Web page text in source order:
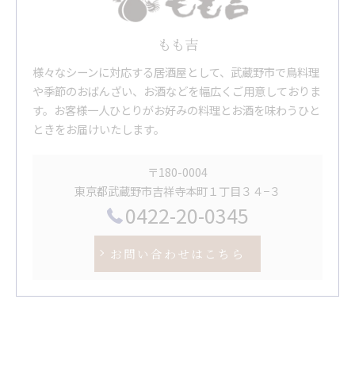
もも吉
様々なシーンに対応する居酒屋として、武蔵野市で鳥料理
や季節のおばんざい、お酒などを幅広くご用意しておりま
す。お客様一人ひとりがお好みの料理とお酒を味わうひと
ときをお届けいたします。
〒180-0004
東京都武蔵野市吉祥寺本町１丁目３４−３
0422-20-0345
お問い合わせはこちら